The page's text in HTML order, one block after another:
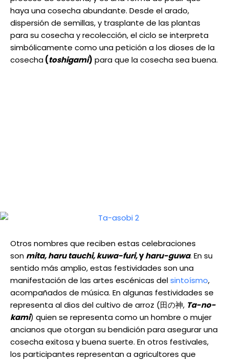
haya una cosecha abundante. Desde el arado,
dispersión de semillas, y trasplante de las plantas
para su cosecha y recolección, el ciclo se interpreta
simbólicamente como una petición a los dioses de la
cosecha(toshigami) para que la cosecha sea buena.
Otros nombres que reciben estas celebraciones
son mita, haru tauchi, kuwa-furi,yharu-guwa. En su
sentido más amplio, estas festividades son una
manifestación de las artes escénicas delsintoísmo,
acompañados de música. En algunas festividades se
representa al dios del cultivo de arroz (田の神, Ta-no-
kami) quien se representa como un hombre o mujer
ancianos que otorgan su bendición para asegurar una
cosecha exitosa y buena suerte. En otros festivales,
los participantes representan a agricultores que